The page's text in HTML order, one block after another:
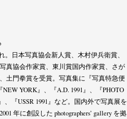
。日本写真協会新人賞、木村伊兵衛賞、
真協会作家賞、東川賞国内作家賞、さが
土門拳賞を受賞。写真集に『写真特急便
YORK』、『A.D. 1991』、『PHOTO
、『USSR 1991』など。国内外で写真展を
年に創設した photographers’ gallery を拠